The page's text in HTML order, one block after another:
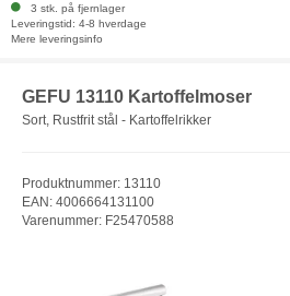
3 stk. på fjernlager
Leveringstid: 4-8 hverdage
Mere leveringsinfo
GEFU 13110 Kartoffelmoser
Sort, Rustfrit stål - Kartoffelrikker
Produktnummer: 13110
EAN: 4006664131100
Varenummer: F25470588